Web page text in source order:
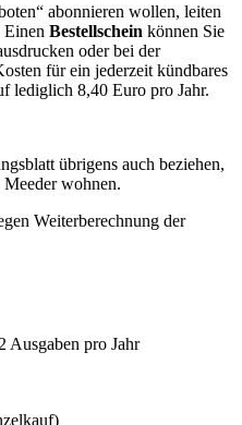
abonnieren wollen, leiten
Einen Bestellschein können Sie
oder bei der
für ein jederzeit kündbares
lediglich 8,40 Euro pro Jahr.
übrigens auch beziehen,
wohnen.
Weiterberechnung der
Ausgaben pro Jahr